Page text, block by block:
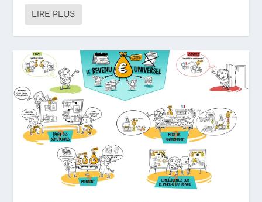
LIRE PLUS